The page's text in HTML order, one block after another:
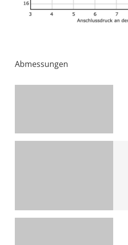
Abmessungen